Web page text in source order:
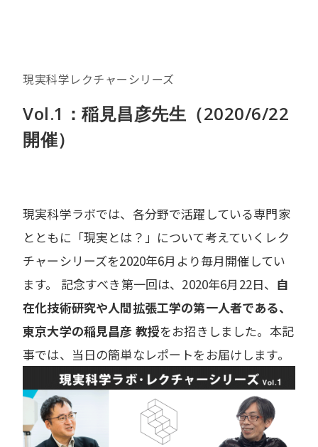
現実科学レクチャーシリーズ
Vol.1：稲見昌彦先生（2020/6/22
開催）
現実科学ラボでは、各分野で活躍している専門家
とともに「現実とは？」について考えていくレク
チャーシリーズを2020年6月より毎月開催してい
ます。 記念すべき第一回は、2020年6月22日、 自
在化技術研究や人間拡張工学の第一人者である、
東京大学の稲見昌彦 教授をお招きしました。本記
事では、当日の簡単なレポートをお届けします。